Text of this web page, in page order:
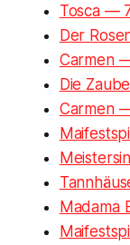
Tosca —
Der
Carmen
Die
Carmen
Madama